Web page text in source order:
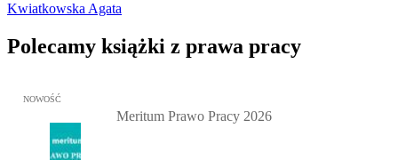
Kwiatkowska Agata
Polecamy książki z prawa pracy
Przejdź do: Meritum Prawo Pracy 2026, Kazimierz Jaśkowski -
NOWOŚĆ
Meritum Prawo Pracy 2026